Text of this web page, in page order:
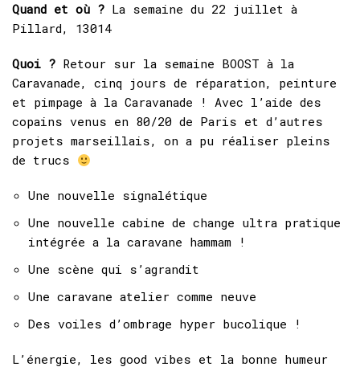
Quand et où ? La semaine du 22 juillet à
Pillard, 13014
Quoi ? Retour sur la semaine BOOST à la
Caravanade, cinq jours de réparation, peinture
et pimpage à la Caravanade ! Avec l’aide des
copains venus en 80/20 de Paris et d’autres
projets marseillais, on a pu réaliser pleins
de trucs
Une nouvelle signalétique
Une nouvelle cabine de change ultra pratique
intégrée a la caravane hammam !
Une scène qui s’agrandit
Une caravane atelier comme neuve
Des voiles d’ombrage hyper bucolique !
L’énergie, les good vibes et la bonne humeur